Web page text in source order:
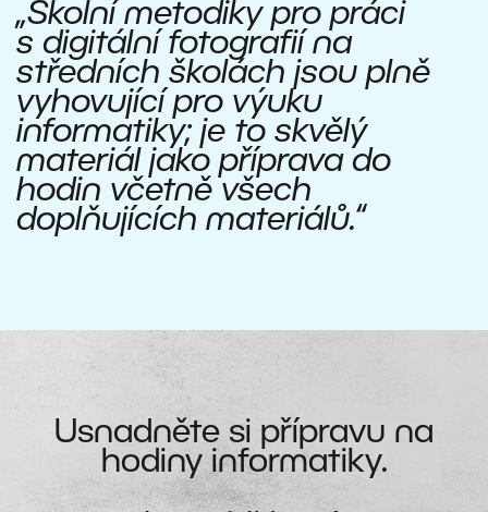
„Školní metodiky pro práci
s digitální fotografií na
středních školách jsou plně
vyhovující pro výuku
informatiky; je to skvělý
materiál jako příprava do
hodin včetně všech
doplňujících materiálů.“
Usnadněte si přípravu na
hodiny informatiky.